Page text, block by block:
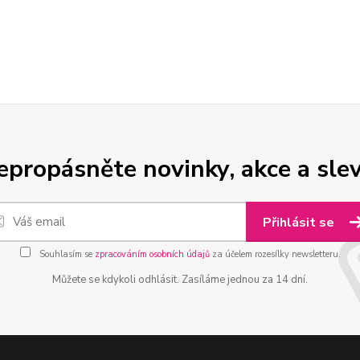
novinky, akce a
Přihlásit se
Souhlasím se zpracováním osobních údajůza účelem rozesílky newsletteru.
Můžete se kdykoli odhlásit. Zasíláme jednou za 14 dní.